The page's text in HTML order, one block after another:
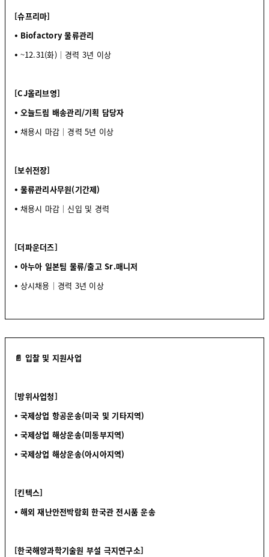
[슈프리마]
⦁ Biofactory 물류관리
⦁ ~12.31(화)│경력 3년 이상
[CJ올리브영]
⦁ 오늘드림 배송관리/기획 담당자
⦁ 채용시 마감│경력 5년 이상
[보쉬전장]
⦁ 물류관리사무원(기간제)
⦁ 채용시 마감│신입 및 경력
[더파운더즈]
⦁ 아누아 일본팀 물류/출고 Sr.매니저
⦁ 상시채용│경력 3년 이상
📄 입찰 및 지원사업
[방위사업청]
⦁ 국제상업 항공운송(미국 및 기타지역)
⦁ 국제상업 해상운송(미동부지역)
⦁ 국제상업 해상운송(아시아지역)
[킨텍스]
⦁ 해외 재난안전박람회 한국관 전시품 운송
[한국해양과학기술원 부설 극지연구소]